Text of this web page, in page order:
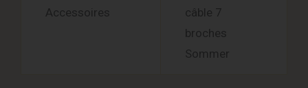
Accessoires
câble 7
broches
Sommer